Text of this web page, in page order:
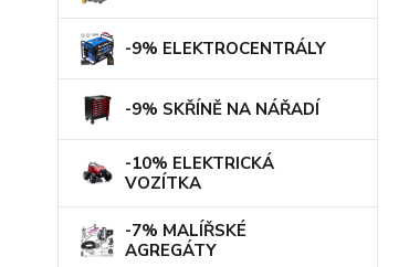
-9% ELEKTROCENTRÁLY
-9% SKŘÍNĚ NA NÁŘADÍ
-10% ELEKTRICKÁ
VOZÍTKA
-7% MALÍŘSKÉ
AGREGÁTY